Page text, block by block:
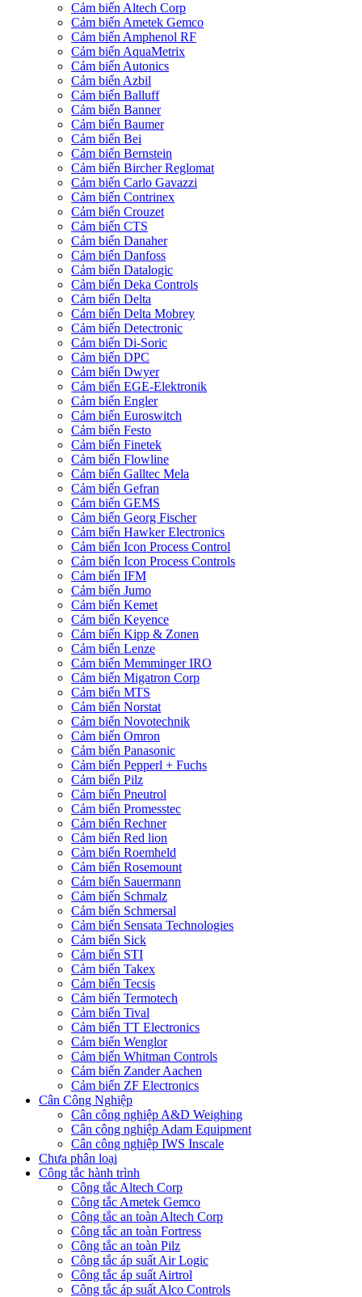
Cảm biến Altech Corp
Cảm biến Ametek Gemco
Cảm biến Amphenol RF
Cảm biến AquaMetrix
Cảm biến Autonics
Cảm biến Azbil
Cảm biến Balluff
Cảm biến Banner
Cảm biến Baumer
Cảm biến Bei
Cảm biến Bernstein
Cảm biến Bircher Reglomat
Cảm biến Carlo Gavazzi
Cảm biến Contrinex
Cảm biến Crouzet
Cảm biến CTS
Cảm biến Danaher
Cảm biến Danfoss
Cảm biến Datalogic
Cảm biến Deka Controls
Cảm biến Delta
Cảm biến Delta Mobrey
Cảm biến Detectronic
Cảm biến Di-Soric
Cảm biến DPC
Cảm biến Dwyer
Cảm biến EGE-Elektronik
Cảm biến Engler
Cảm biến Euroswitch
Cảm biến Festo
Cảm biến Finetek
Cảm biến Flowline
Cảm biến Galltec Mela
Cảm biến Gefran
Cảm biến GEMS
Cảm biến Georg Fischer
Cảm biến Hawker Electronics
Cảm biến Icon Process Control
Cảm biến Icon Process Controls
Cảm biến IFM
Cảm biến Jumo
Cảm biến Kemet
Cảm biến Keyence
Cảm biến Kipp & Zonen
Cảm biến Lenze
Cảm biến Memminger IRO
Cảm biến Migatron Corp
Cảm biến MTS
Cảm biến Norstat
Cảm biến Novotechnik
Cảm biến Omron
Cảm biến Panasonic
Cảm biến Pepperl + Fuchs
Cảm biến Pilz
Cảm biến Pneutrol
Cảm biến Promesstec
Cảm biến Rechner
Cảm biến Red lion
Cảm biến Roemheld
Cảm biến Rosemount
Cảm biến Sauermann
Cảm biến Schmalz
Cảm biến Schmersal
Cảm biến Sensata Technologies
Cảm biến Sick
Cảm biến STI
Cảm biến Takex
Cảm biến Tecsis
Cảm biến Termotech
Cảm biến Tival
Cảm biến TT Electronics
Cảm biến Wenglor
Cảm biến Whitman Controls
Cảm biến Zander Aachen
Cảm biến ZF Electronics
Cân Công Nghiệp
Cân công nghiệp A&D Weighing
Cân công nghiệp Adam Equipment
Cân công nghiệp IWS Inscale
Chưa phân loại
Công tắc hành trình
Công tắc Altech Corp
Công tắc Ametek Gemco
Công tắc an toàn Altech Corp
Công tắc an toàn Fortress
Công tắc an toàn Pilz
Công tắc áp suất Air Logic
Công tắc áp suất Airtrol
Công tắc áp suất Alco Controls